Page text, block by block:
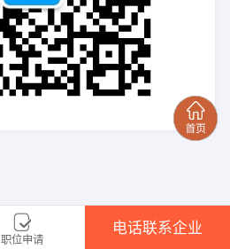
职位申请
电话联系企业